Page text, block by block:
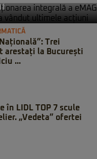
Trei
arestați la București
...
în LIDL TOP 7 scule
„Vedeta” ofertei